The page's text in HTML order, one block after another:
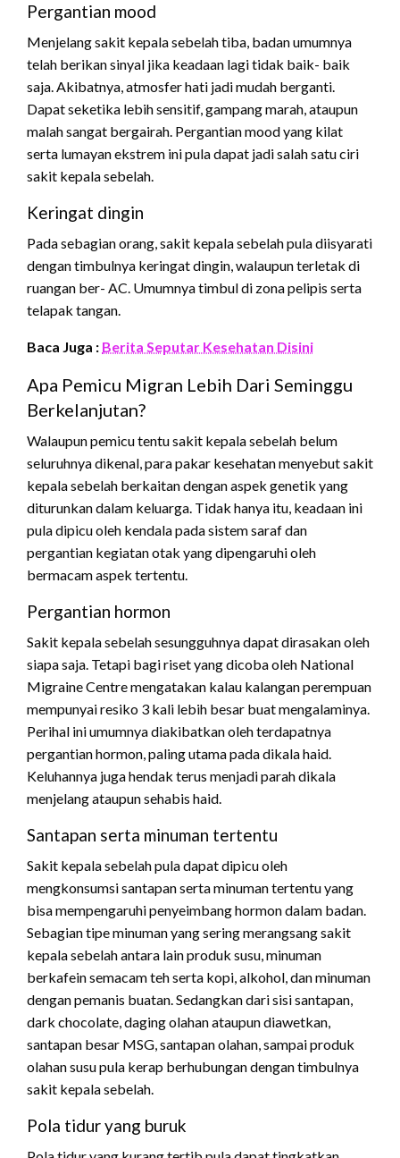
Pergantian mood
Menjelang sakit kepala sebelah tiba, badan umumnya
telah berikan sinyal jika keadaan lagi tidak baik- baik
saja. Akibatnya, atmosfer hati jadi mudah berganti.
Dapat seketika lebih sensitif, gampang marah, ataupun
malah sangat bergairah. Pergantian mood yang kilat
serta lumayan ekstrem ini pula dapat jadi salah satu ciri
sakit kepala sebelah.
Keringat dingin
Pada sebagian orang, sakit kepala sebelah pula diisyarati
dengan timbulnya keringat dingin, walaupun terletak di
ruangan ber- AC. Umumnya timbul di zona pelipis serta
telapak tangan.
Baca Juga : Berita Seputar Kesehatan Disini
Apa Pemicu Migran Lebih Dari Seminggu
Berkelanjutan?
Walaupun pemicu tentu sakit kepala sebelah belum
seluruhnya dikenal, para pakar kesehatan menyebut sakit
kepala sebelah berkaitan dengan aspek genetik yang
diturunkan dalam keluarga. Tidak hanya itu, keadaan ini
pula dipicu oleh kendala pada sistem saraf dan
pergantian kegiatan otak yang dipengaruhi oleh
bermacam aspek tertentu.
Pergantian hormon
Sakit kepala sebelah sesungguhnya dapat dirasakan oleh
siapa saja. Tetapi bagi riset yang dicoba oleh National
Migraine Centre mengatakan kalau kalangan perempuan
mempunyai resiko 3 kali lebih besar buat mengalaminya.
Perihal ini umumnya diakibatkan oleh terdapatnya
pergantian hormon, paling utama pada dikala haid.
Keluhannya juga hendak terus menjadi parah dikala
menjelang ataupun sehabis haid.
Santapan serta minuman tertentu
Sakit kepala sebelah pula dapat dipicu oleh
mengkonsumsi santapan serta minuman tertentu yang
bisa mempengaruhi penyeimbang hormon dalam badan.
Sebagian tipe minuman yang sering merangsang sakit
kepala sebelah antara lain produk susu, minuman
berkafein semacam teh serta kopi, alkohol, dan minuman
dengan pemanis buatan. Sedangkan dari sisi santapan,
dark chocolate, daging olahan ataupun diawetkan,
santapan besar MSG, santapan olahan, sampai produk
olahan susu pula kerap berhubungan dengan timbulnya
sakit kepala sebelah.
Pola tidur yang buruk